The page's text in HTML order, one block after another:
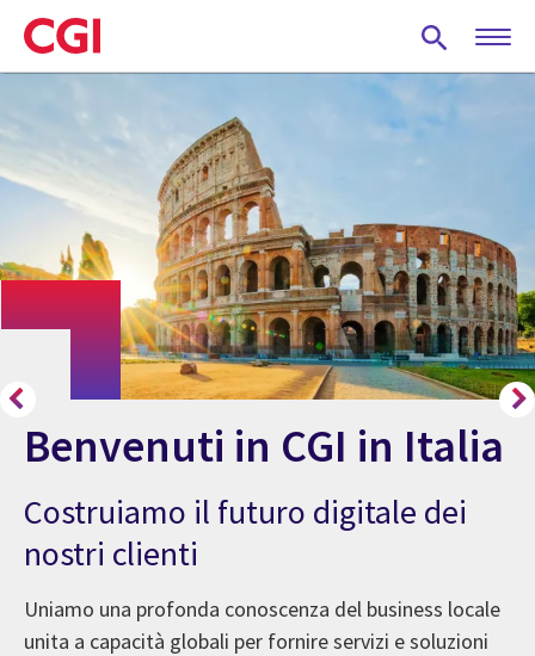
Skip
to
main
della Terra basata sull'IA nella missione
Benvenuti in CGI in Italia
Costruiamo il futuro digitale dei
nostri clienti
Uniamo una profonda conoscenza del business locale
unita a capacità globali per fornire servizi e soluzioni